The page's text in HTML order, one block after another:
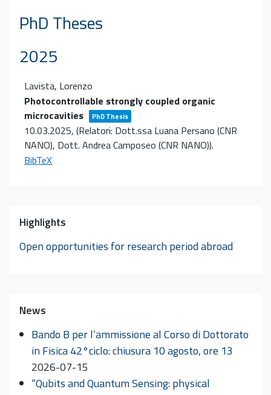
PhD Theses
2025
Lavista, Lorenzo
Photocontrollable strongly coupled organic
microcavities
PhD Thesis
10.03.2025, (Relatori: Dott.ssa Luana Persano (CNR
NANO), Dott. Andrea Camposeo (CNR NANO)).
BibTeX
Highlights
Open opportunities for research period abroad
News
Bando B per l’ammissione al Corso di Dottorato
in Fisica 42°ciclo: chiusura 10 agosto, ore 13
2026-07-15
“Qubits and Quantum Sensing: physical